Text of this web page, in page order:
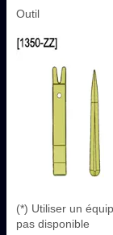
Outil
(*) Utiliser un
pas disponible